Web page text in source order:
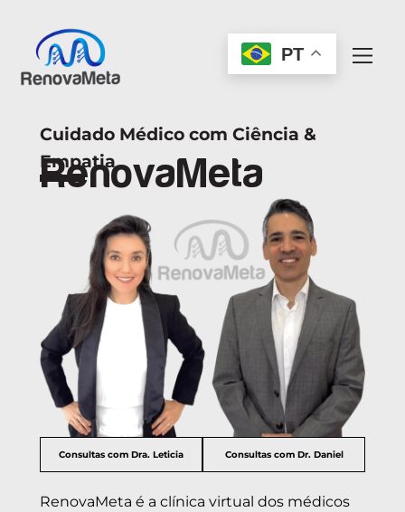
PT
Cuidado Médico com Ciência &
Empatia
RenovaMeta
Consultas com Dra. Leticia Consultas com Dr. Daniel
RenovaMeta é a clínica virtual dos médicos